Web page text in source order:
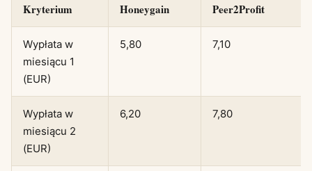
Kryterium Honeygain Peer2Profit
Wypłata w
miesiącu 1
(EUR)
5,80 7,10
Wypłata w
miesiącu 2
(EUR)
6,20 7,80